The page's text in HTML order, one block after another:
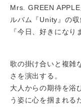
Mrs. GREEN
ルバム『Unity』の
『今日、好きになり
歌の掛け合いと複雑
さを演出する。
大人からの期待を浴
う姿に心を掴まれる